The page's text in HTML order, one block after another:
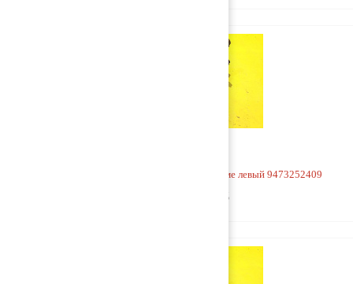
Кронштейн V-образной тяги к раме левый 9473252409
9 000 руб